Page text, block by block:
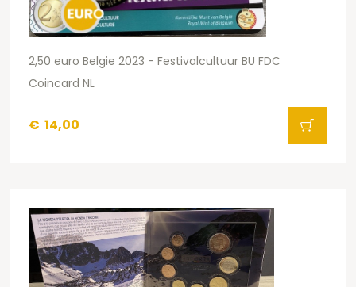
2,50 euro Belgie 2023 - Festivalcultuur BU FDC
Coincard NL
€ 14,00